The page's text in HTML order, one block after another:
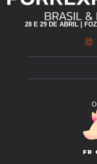
28 E 29 DE ABRIL |